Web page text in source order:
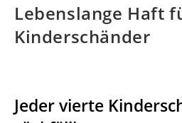
Lebenslange Haft
Kinderschänder
Jeder vierte